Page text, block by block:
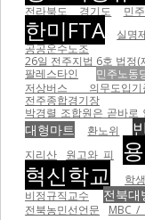
전라북도
경기도 민
한미FTA 실명
공공운수노조
26일 전주지법 6호 법정(
팔레스타인
민주노동
저상버스 의무도입기
전주종합경기장
박경렬 조합원은 곧바로
대형마트 환노위
지리산
원고와 피
혁신학교 학
비정규직교수 전북대
전북농민선언문
MBC /